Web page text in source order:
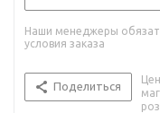
Наши менеджеры
условия заказа
Поделиться